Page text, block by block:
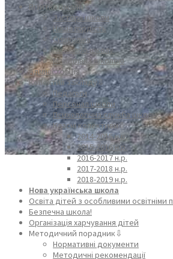
Візитка школи⇩
З історії школи
Наша гордість
Символіка
Пісня про школу
Мандрівка школою
Адміністрація
Колектив закладу⇩
Педагоги
Персонал школи
Психологічна служба школи
Класні колективи⇩
2014-2015 н.р.
2015-2016 н.р.
2016-2017 н.р.
2017-2018 н.р.
2018-2019 н.р.
Нова українська школа
Освіта дітей з особливими освітніми
Безпечна школа!
Організація харчування дітей
Методичний порадник⇩
Нормативні документи
Методичні рекомендації